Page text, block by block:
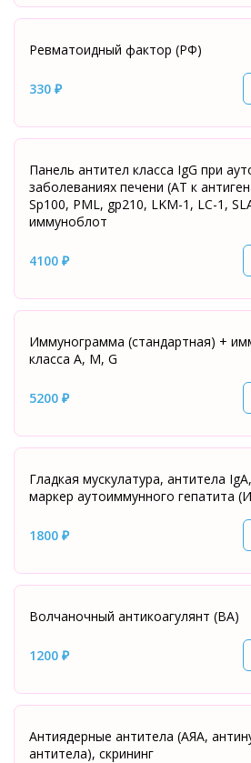
Ревматоидный фактор (РФ)
330 ₽
Панель антител класса IgG при
заболеваниях печени (АТ к
Sp100, PML, gp210, LKM-1, LC-1,
иммуноблот
4100 ₽
Иммунограмма (стандартная) +
класса А, М, G
5200 ₽
Гладкая мускулатура, антитела
маркер аутоиммунного гепатита
1800 ₽
Волчаночный антикоагулянт (ВА)
1200 ₽
Антиядерные антитела (АЯА,
антитела), скрининг